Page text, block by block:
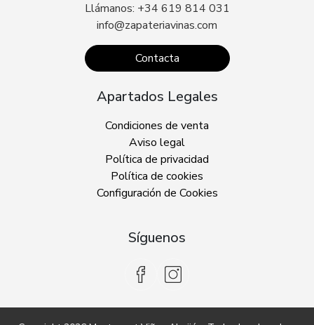
Llámanos: +34 619 814 031
info@zapateriavinas.com
Contacta
Apartados Legales
Condiciones de venta
Aviso legal
Política de privacidad
Política de cookies
Configuración de Cookies
Síguenos